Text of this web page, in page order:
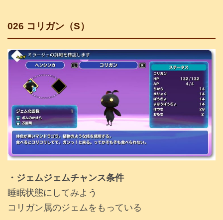
026 コリガン（S）
・ジェムジェムチャンス条件
睡眠状態にしてみよう
コリガン属のジェムをもっている